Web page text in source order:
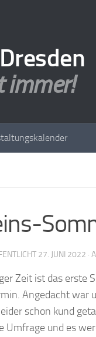
immer!
27. JUNI 2022 ·
Zeit ist das erste
Angedacht war
schon kund
Umfrage und es